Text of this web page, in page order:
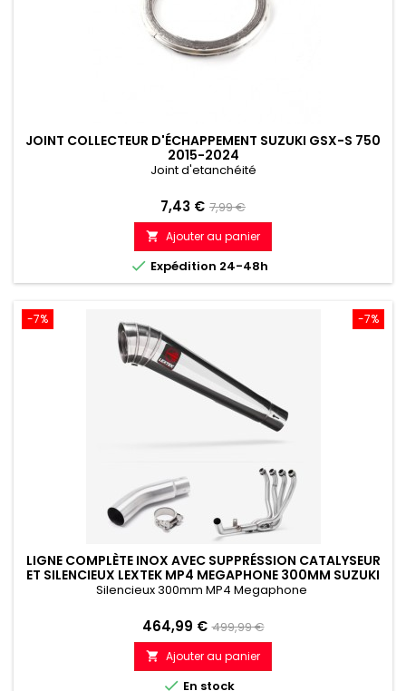
JOINT COLLECTEUR D'ÉCHAPPEMENT SUZUKI GSX-S 750
2015-2024
Joint d'etanchéité
Prix
7,43 € Prix
de
référence
7,99 €
 Ajouter au panier
 Expédition 24-48h
-7%
-7%
LIGNE COMPLÈTE INOX AVEC SUPPRÉSSION CATALYSEUR
ET SILENCIEUX LEXTEK MP4 MEGAPHONE 300MM SUZUKI
GSX-S750 (17-23)
Silencieux 300mm MP4 Megaphone
Prix
464,99 € Prix
de
référence
499,99 €
 Ajouter au panier
 En stock